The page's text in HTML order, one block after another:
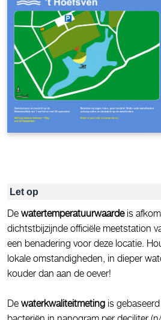
Let op
De watertemperatuurwaardeis
dichtstbijzijnde officiële meetstation
een benadering voor deze locatie.
lokale omstandigheden, in dieper
kouder dan aan de oever!
De waterkwaliteitmeting is